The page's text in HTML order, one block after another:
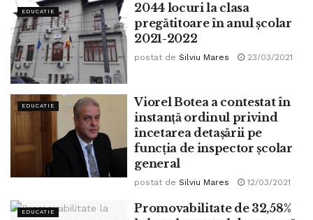
EDUCATIE
2044 locuri la clasa
pregătitoare în anul școlar
2021-2022
postat de Silviu Mares 23/03/2021
EDUCATIE
Viorel Botea a contestat în
instanță ordinul privind
încetarea detașării pe
funcția de inspector școlar
general
postat de Silviu Mares 12/03/2021
EDUCATIE
Promovabilitate de 32,58%